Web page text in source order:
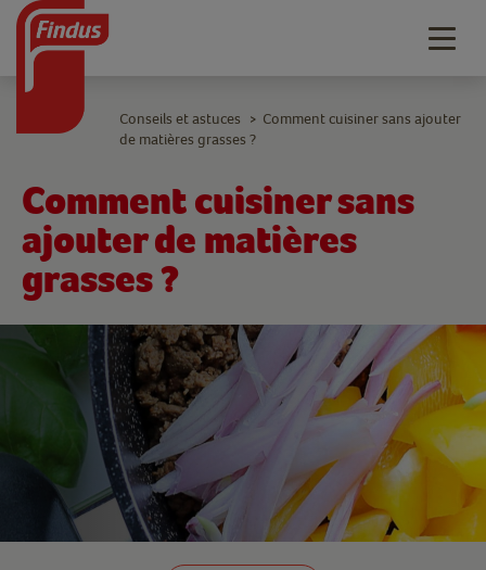
Comment cuisiner sans
ajouter de matières
grasses ?
Conseils et astuces > Comment cuisiner sans ajouter
de matières grasses ?